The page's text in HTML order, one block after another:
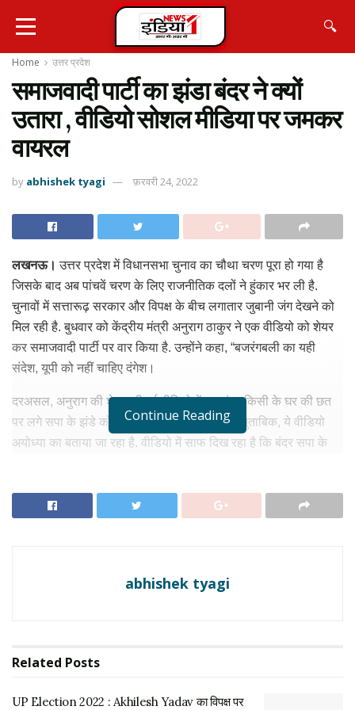
🔍
Home उत्तर प्रदेश
समाजवादी पार्टी का झंडा बंदर ने क्यों
उतारा , वीडियो सोशल मीडिया पर जमकर
वायरल
by abhishek tyagi फ़रवरी 24, 2022
लखनऊ।उत्तर प्रदेश में विधानसभा चुनाव का चौथा चरण पूरा हो गया है
जिसके बाद अब पांचवें चरण के लिए राजनीतिक दलों ने हुंकार भर ली है.
चुनावों में सत्तारूढ़ सरकार और विपक्ष के बीच लगातार जुबानी जंग देखने को
मिल रही है. बुधवार को केंद्रीय मंत्री अनुराग ठाकुर ने एक वीडियो को शेयर
कर समाजवादी पार्टी पर वार किया है. उन्होंने कहा, “बजरंगबली का यही
संदेश, यूपी को नहीं चाहिए दंगेश।
दरअसल, अनुराग की शेयर की गई वीडियो में एक बंदर किसी के घर की छत
पर लगे सपा के झंडे को उतारते दिख रहा है. खबरों के मुताबिक, ये वीडियो
अयोध्या का बताया जा रहा है. वीडियो में साफ दिख रहा है कि बंदर सपा के
RELATED NEWS
मार्च 3, 2022
Continue Reading
abhishek tyagi
Related Posts
UP Election 2022 : Akhilesh Yadav का विपक्ष पर